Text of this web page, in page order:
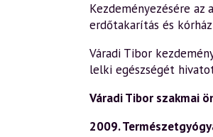
Kezdeményezésére
erdőtakarítás és
Váradi Tibor
lelki egészségét
Váradi Tibor szakmai
2009.